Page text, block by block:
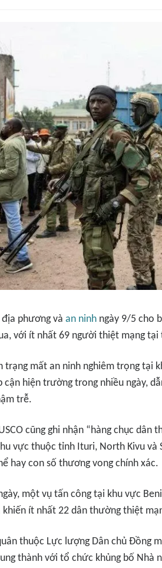
phương và an ninh ngày 9/5 cho
với ít nhất 69 người thiệt mạng tại
trạng mất an ninh nghiêm trọng tại
cận hiện trường trong nhiều ngày,
trễ.
cũng ghi nhận “hàng chục
vực thuộc tỉnh Ituri, North Kivu và
hay con số thương vong chính xác.
một vụ tấn công tại khu vực
khiến ít nhất 22 dân thường thiệt
thuộc Lực lượng Dân chủ Đồng
thành với tổ chức khủng bố Nhà